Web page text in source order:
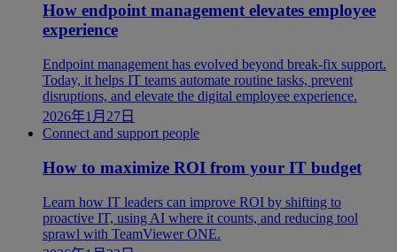
How endpoint management elevates employee
experience
Endpoint management has evolved beyond break-fix support.
Today, it helps IT teams automate routine tasks, prevent
disruptions, and elevate the digital employee experience.
2026年1月27日
Connect and support people
How to maximize ROI from your IT budget
Learn how IT leaders can improve ROI by shifting to
proactive IT, using AI where it counts, and reducing tool
sprawl with TeamViewer ONE.